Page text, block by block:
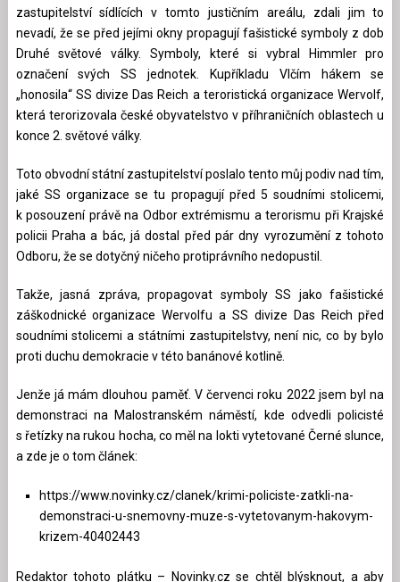
zastupitelství sídlících v tomto justičním areálu, zdali jim to
nevadí, že se před jejími okny propagují fašistické symboly z dob
Druhé světové války. Symboly, které si vybral Himmler pro
označení svých SS jednotek. Kupříkladu Vlčím hákem se
„honosila“ SS divize Das Reich a teroristická organizace Wervolf,
která terorizovala české obyvatelstvo v příhraničních oblastech u
konce 2. světové války.
Toto obvodní státní zastupitelství poslalo tento můj podiv nad tím,
jaké SS organizace se tu propagují před 5 soudními stolicemi,
k posouzení právě na Odbor extrémismu a terorismu při Krajské
policii Praha a bác, já dostal před pár dny vyrozumění z tohoto
Odboru, že se dotyčný ničeho protiprávního nedopustil.
Takže, jasná zpráva, propagovat symboly SS jako fašistické
záškodnické organizace Wervolfu a SS divize Das Reich před
soudními stolicemi a státními zastupitelstvy, není nic, co by bylo
proti duchu demokracie v této banánové kotlině.
Jenže já mám dlouhou paměť. V červenci roku 2022 jsem byl na
demonstraci na Malostranském náměstí, kde odvedli policisté
s řetízky na rukou hocha, co měl na lokti vytetované Černé slunce,
a zde je o tom článek:
https://www.novinky.cz/clanek/krimi-policiste-zatkli-na-
demonstraci-u-snemovny-muze-s-vytetovanym-hakovym-
krizem-40402443
Redaktor tohoto plátku – Novinky.cz se chtěl blýsknout, a aby